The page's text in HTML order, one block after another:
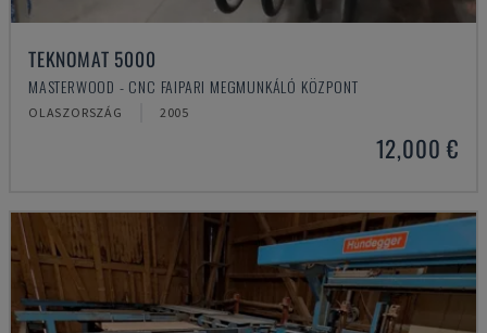
TEKNOMAT 5000
MASTERWOOD - CNC FAIPARI MEGMUNKÁLÓ KÖZPONT
OLASZORSZÁG 2005
12,000 €